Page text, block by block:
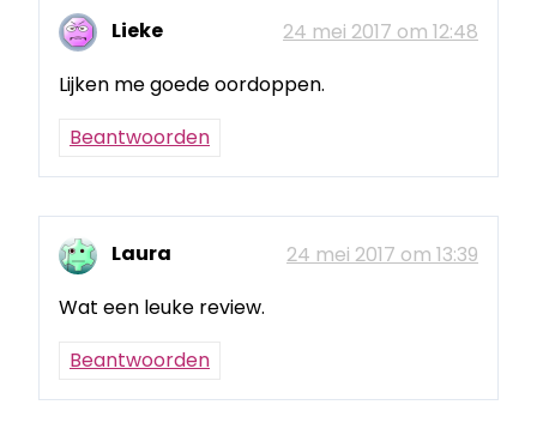
Lieke
24 mei 2017 om 12:48
Lijken me goede oordoppen.
Beantwoorden
Laura
24 mei 2017 om 13:39
Wat een leuke review.
Beantwoorden